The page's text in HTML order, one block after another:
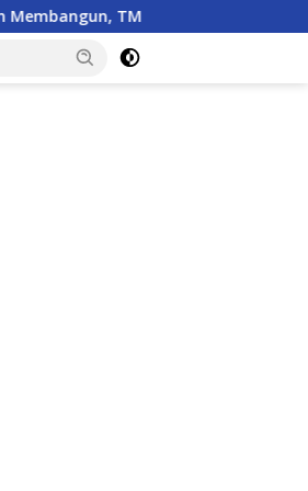
129 Juga Menanam Harapan Melalui